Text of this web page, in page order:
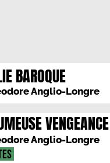
BAROQUE
Anglio-Longre
VENGEANCE
Anglio-Longre